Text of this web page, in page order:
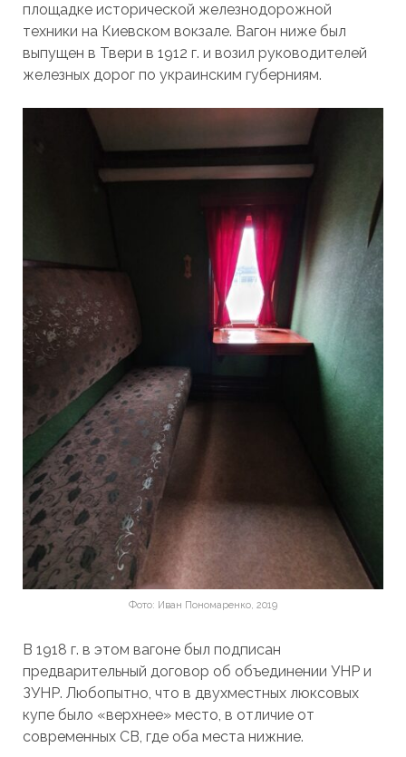
площадке исторической железнодорожной
техники на Киевском вокзале. Вагон ниже был
выпущен в Твери в 1912 г. и возил руководителей
железных дорог по украинским губерниям.
Фото: Иван Пономаренко, 2019
В 1918 г. в этом вагоне был подписан
предварительный договор об объединении УНР и
ЗУНР. Любопытно, что в двухместных люксовых
купе было «верхнее» место, в отличие от
современных СВ, где оба места нижние.